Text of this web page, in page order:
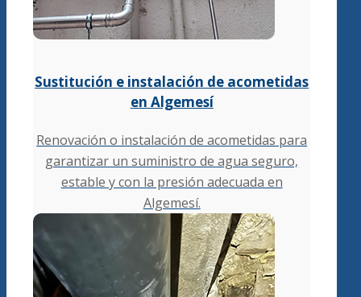
Sustitución e instalación de acometidas
en Algemesí
Renovación o instalación de acometidas para
garantizar un suministro de agua seguro,
estable y con la presión adecuada en
Algemesí.